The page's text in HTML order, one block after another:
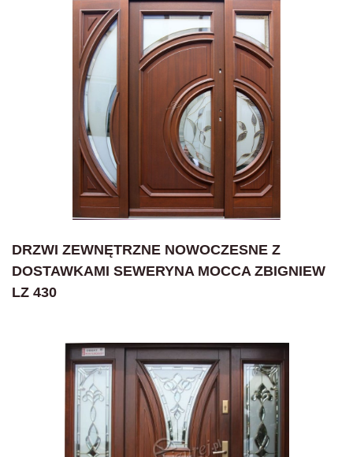
DRZWI ZEWNĘTRZNE NOWOCZESNE Z
DOSTAWKAMI SEWERYNA MOCCA ZBIGNIEW
LZ 430